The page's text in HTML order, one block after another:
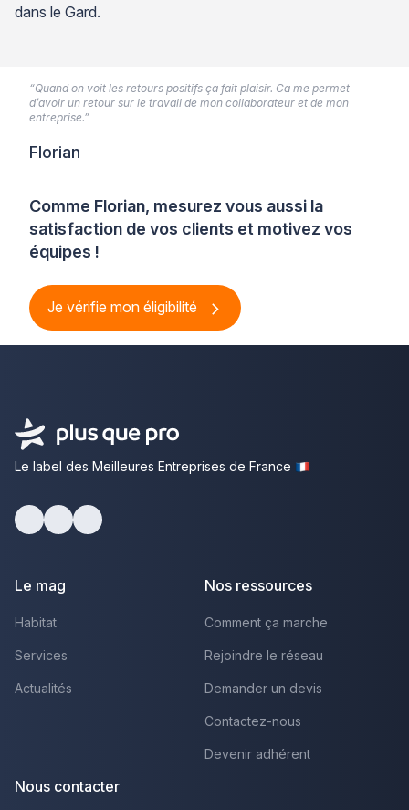
dans le Gard.
Comme Florian, mesurez vous aussi la
satisfaction de vos clients et motivez vos
équipes !
Je vérifie mon éligibilité
“Quand on voit les retours positifs ça fait plaisir. Ca me permet
d’avoir un retour sur le travail de mon collaborateur et de mon
entreprise.”
Florian
Le label des Meilleures Entreprises de France
Le mag
Habitat
Services
Actualités
Nos ressources
Comment ça marche
Rejoindre le réseau
Demander un devis
Contactez-nous
Devenir adhérent
Nous contacter